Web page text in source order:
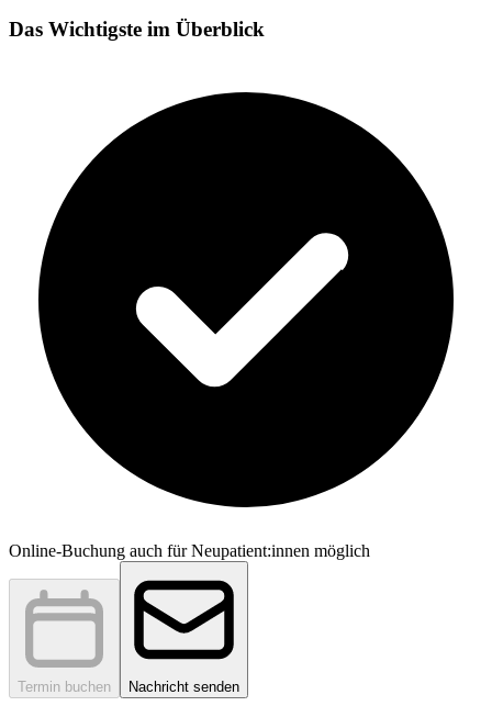
Das Wichtigste im Überblick
Online-Buchung auch für Neupatient:innen möglich
Termin buchen Nachricht senden